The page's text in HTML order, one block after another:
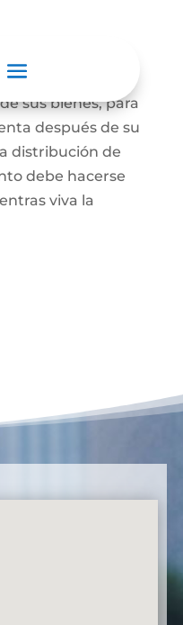
persona dispone
sus bienes, para
después de su
distribución de
debe hacerse
viva la